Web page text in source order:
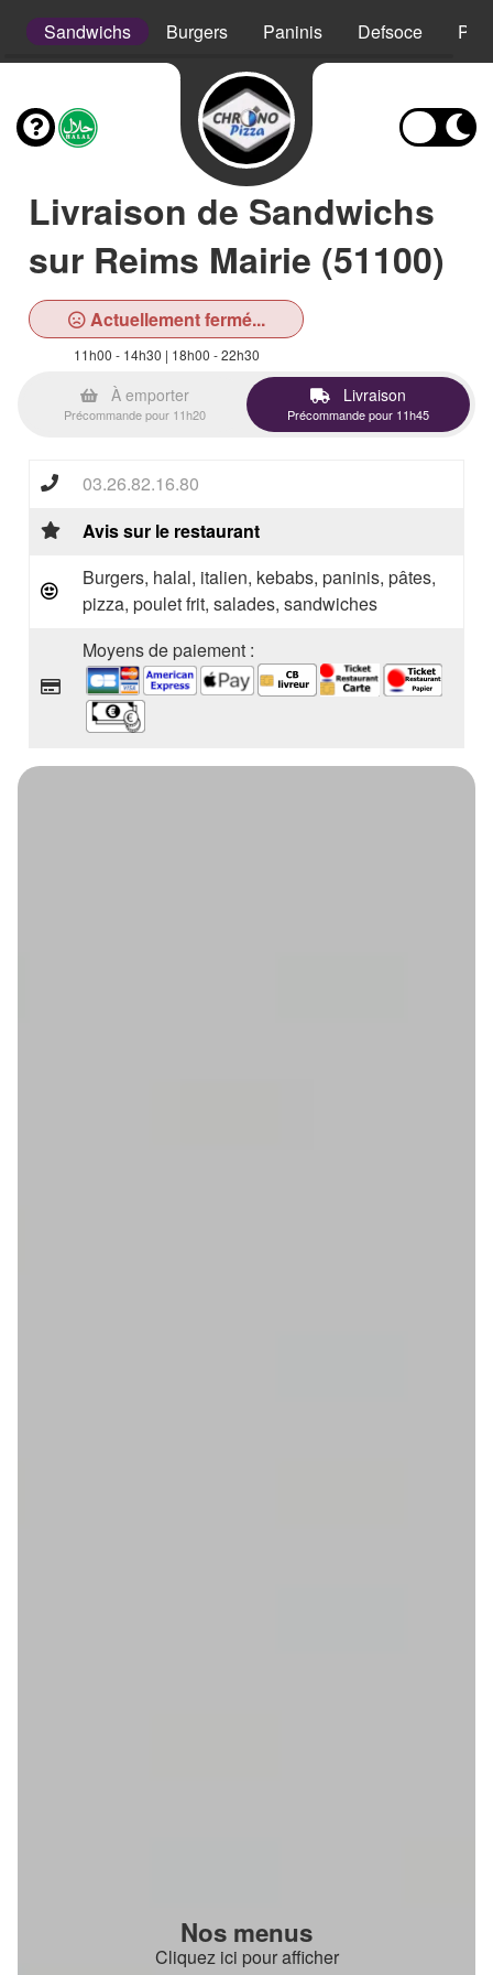
Sandwichs Burgers Paninis Defsoce
Livraison de Sandwichs
sur Reims Mairie (51100)
Actuellement fermé...
11h00 - 14h30 | 18h00 - 22h30
À emporter
Précommande pour 11h20
Livraison
Précommande pour 11h45
03.26.82.16.80
Avis sur le restaurant
Burgers, halal, italien, kebabs, paninis, pâtes,
pizza, poulet frit, salades, sandwiches
Moyens de paiement :
Nos menus
Cliquez ici pour afficher